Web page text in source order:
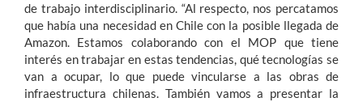
de trabajo interdisciplinario. “Al respecto, nos percatamos
que había una necesidad en Chile con la posible llegada de
Amazon. Estamos colaborando con el MOP que tiene
interés en trabajar en estas tendencias, qué tecnologías se
van a ocupar, lo que puede vincularse a las obras de
infraestructura chilenas. También vamos a presentar la